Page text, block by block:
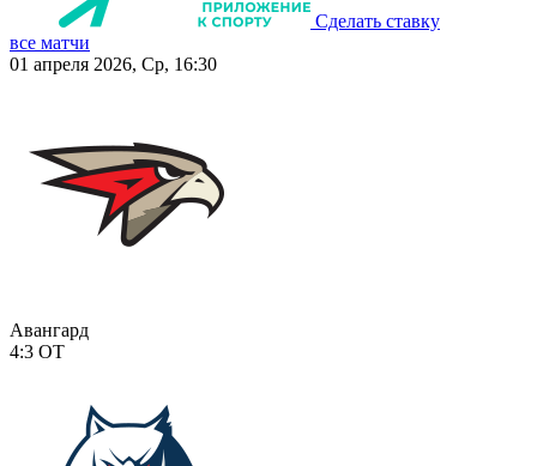
Сделать ставку
все матчи
01 апреля 2026, Ср, 16:30
Авангард
4:3 ОТ